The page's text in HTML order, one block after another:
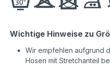
Wichtige Hinweise zu
Wir empfehlen aufgrund
Hosen mit Stretchanteil